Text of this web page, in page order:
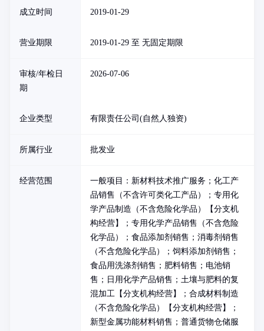
成立时间 2019-01-29
营业期限 2019-01-29 至 无固定期限
审核/年检日
期
2026-07-06
企业类型 有限责任公司(自然人独资)
所属行业 批发业
经营范围
一般项目：新材料技术推广服务；化工产
品销售（不含许可类化工产品）；专用化
学产品制造（不含危险化学品）【分支机
构经营】；专用化学产品销售（不含危险
化学品）；食品添加剂销售；消毒剂销售
（不含危险化学品）；饲料添加剂销售；
食品用洗涤剂销售；肥料销售；电池销
售；日用化学产品销售；土壤与肥料的复
混加工【分支机构经营】；合成材料制造
（不含危险化学品）【分支机构经营】；
新型金属功能材料销售；普通货物仓储服